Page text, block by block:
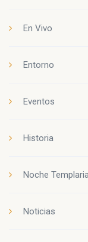
En Vivo
Entorno
Eventos
Historia
Noche
Noticias